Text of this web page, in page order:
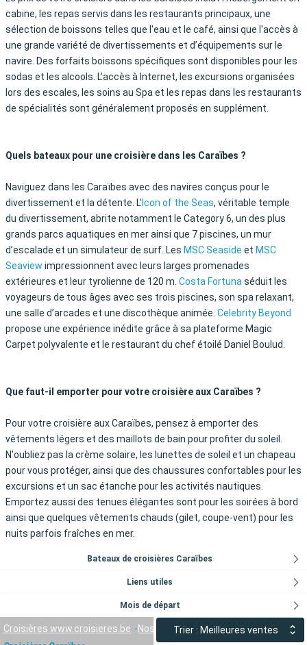
Trier : Meilleures ventes
cabine, les repas servis dans les restaurants principaux, une
sélection de boissons telles que l'eau et le café, ainsi que l'accès à
une grande variété de divertissements et d’équipements sur le
navire. Des forfaits boissons spécifiques sont disponibles pour les
sodas et les alcools. L'accès à Internet, les excursions organisées
lors des escales, les soins au Spa et les repas dans les restaurants
de spécialités sont généralement proposés en supplément.
Quels bateaux pour une croisière dans les Caraïbes ?
Naviguez dans les Caraïbes avec des navires conçus pour le
divertissement et la détente. L' Icon of the Seas, véritable temple
du divertissement, abrite notamment le Category 6, un des plus
grands parcs aquatiques en mer ainsi que 7 piscines, un mur
d’escalade et un simulateur de surf. Les MSC Seaside et MSC
Seaview impressionnent avec leurs larges promenades
extérieures et leur tyrolienne de 120 m. Costa Fortunaséduit les
voyageurs de tous âges avec ses trois piscines, son spa relaxant,
une salle d’arcades et une discothèque animée. Celebrity Beyond
propose une expérience inédite grâce à sa plateforme Magic
Carpet polyvalente et le restaurant du chef étoilé Daniel Boulud.
Que faut-il emporter pour votre croisière aux Caraïbes ?
Pour votre croisière aux Caraïbes, pensez à emporter des
vêtements légers et des maillots de bain pour profiter du soleil.
N'oubliez pas la crème solaire, les lunettes de soleil et un chapeau
pour vous protéger, ainsi que des chaussures confortables pour les
excursions et un sac étanche pour les activités nautiques.
Emportez aussi des tenues élégantes sont pour les soirées à bord
ainsi que quelques vêtements chauds (gilet, coupe-vent) pour les
nuits parfois fraîches en mer.
Bateaux de croisières Caraïbes
Liens utiles
Mois de départ
Croisières www.croisieres.be
Nos Destinations Maritimes